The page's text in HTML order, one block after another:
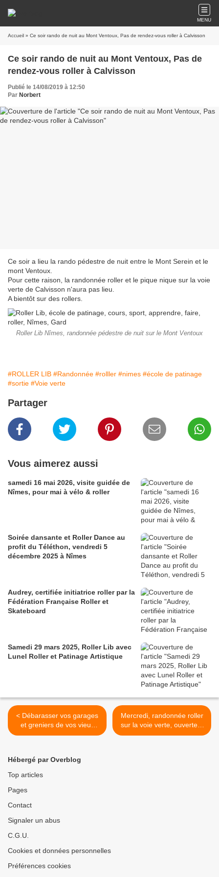
MENU
Accueil » Ce soir rando de nuit au Mont Ventoux, Pas de rendez-vous roller à Calvisson
Ce soir rando de nuit au Mont Ventoux, Pas de
rendez-vous roller à Calvisson
Publié le 14/08/2019 à 12:50
Par Norbert
Ce soir a lieu la rando pédestre de nuit entre le Mont Serein et le
mont Ventoux.
Pour cette raison, la randonnée roller et le pique nique sur la voie
verte de Calvisson n'aura pas lieu.
A bientôt sur des rollers.
Roller Lib Nîmes, randonnée pédestre de nuit sur le Mont Ventoux
#ROLLER LIB #Randonnée #rolller #nimes #école de patinage
#sortie #Voie verte
Partager
Vous aimerez aussi
samedi 16 mai 2026, visite guidée de
Nîmes, pour mai à vélo & roller
Soirée dansante et Roller Dance au
profit du Téléthon, vendredi 5
décembre 2025 à Nîmes
Audrey, certifiée initiatrice roller par la
Fédération Française Roller et
Skateboard
Samedi 29 mars 2025, Roller Lib avec
Lunel Roller et Patinage Artistique
< Débarasser vos garages
et greniers de vos vieux
rollers
Mercredi, randonnée roller
sur la voie verte, ouverte à
tous >
Hébergé par Overblog
Top articles
Pages
Contact
Signaler un abus
C.G.U.
Cookies et données personnelles
Préférences cookies